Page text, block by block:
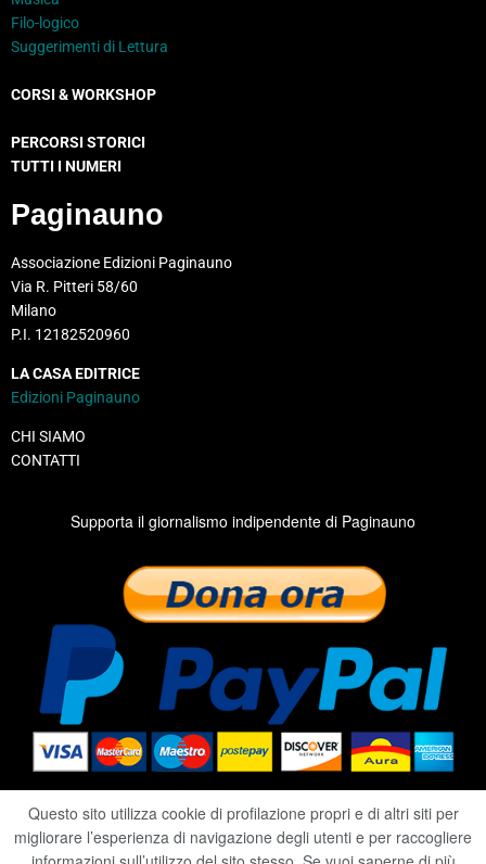
Filo-logico
Suggerimenti di Lettura
CORSI & WORKSHOP
PERCORSI STORICI
TUTTI I NUMERI
Paginauno
Associazione Edizioni Paginauno
Via R. Pitteri 58/60
Milano
P.I. 12182520960
LA CASA EDITRICE
Edizioni Paginauno
CHI SIAMO
CONTATTI
Supporta il giornalismo indipendente di Paginauno
2020 ©RIVISTA PAGINAUNO
Questo sito utilizza cookie di profilazione propri e di altri siti per
migliorare l’esperienza di navigazione degli utenti e per raccogliere